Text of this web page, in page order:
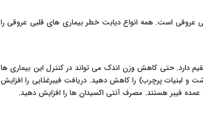
است. همه انواع دیابت خطر بیماری های قلبی عروقی را
دارد. حتی کاهش وزن اندک می تواند در کنترل این بیماری ها
و لبنیات پرچرب) را کاهش دهید. دریافت فیبرغذایی را افزایش
فیبر هستند. مصرف آنتی اکسیدان ها را افزایش دهید.